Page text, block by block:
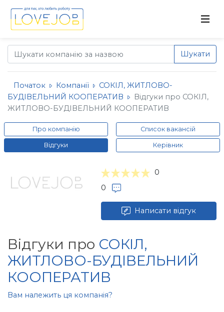
Шукати
Початок Компанії
СОКІЛ, ЖИТЛОВО-
БУДІВЕЛЬНИЙ КООПЕРАТИВ
Відгуки про СОКІЛ,
ЖИТЛОВО-БУДІВЕЛЬНИЙ КООПЕРАТИВ
Про компанію Список вакансій
Відгуки Керівник
0
0
Написати відгук
Відгуки про СОКІЛ,
ЖИТЛОВО-БУДІВЕЛЬНИЙ
КООПЕРАТИВ
Вам належить ця компанія?